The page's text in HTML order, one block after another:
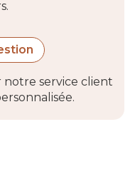
notre service client